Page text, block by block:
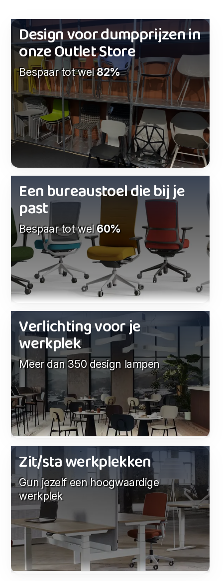
Design voor dumpprijzen in
onze Outlet Store
Bespaar tot wel82%
Een bureaustoel die bij je
past
Bespaar tot wel60%
Verlichting voor je
werkplek
Meer dan 350 design lampen
Zit/sta werkplekken
Gun jezelf een hoogwaardige
werkplek